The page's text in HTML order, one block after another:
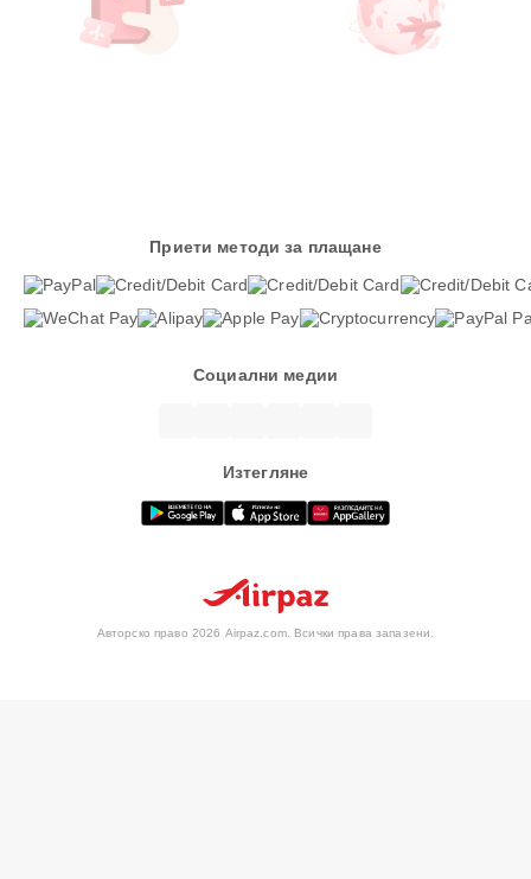
Приети методи за плащане
Социални медии
Изтегляне
Авторско право 2026 Airpaz.com. Всички права запазени.